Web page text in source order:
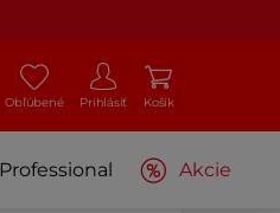
Obľúbené Prihlásiť Košík
Professional Akcie